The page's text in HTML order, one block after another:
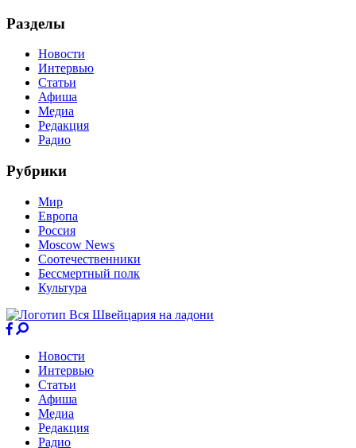
Разделы
Новости
Интервью
Статьи
Афиша
Медиа
Редакция
Радио
Рубрики
Мир
Европа
Россия
Moscow News
Соотечественники
Бессмертный полк
Культура
Новости
Интервью
Статьи
Афиша
Медиа
Редакция
Радио